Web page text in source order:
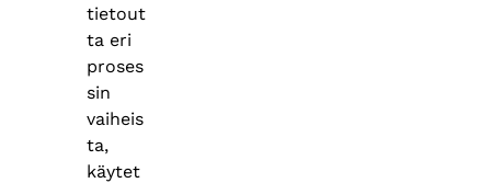
tietout
ta eri
proses
sin
vaiheis
ta,
käytet